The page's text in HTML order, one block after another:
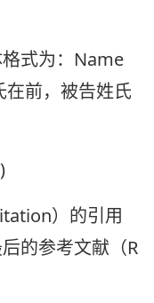
式为：Name
在前，被告姓氏
）的引用
的参考文献（R